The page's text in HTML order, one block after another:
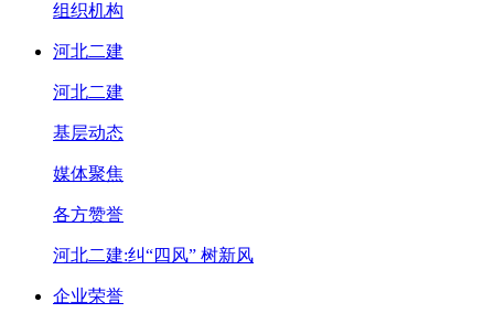
组织机构
河北二建
河北二建
基层动态
媒体聚焦
各方赞誉
河北二建:纠“四风” 树新风
企业荣誉